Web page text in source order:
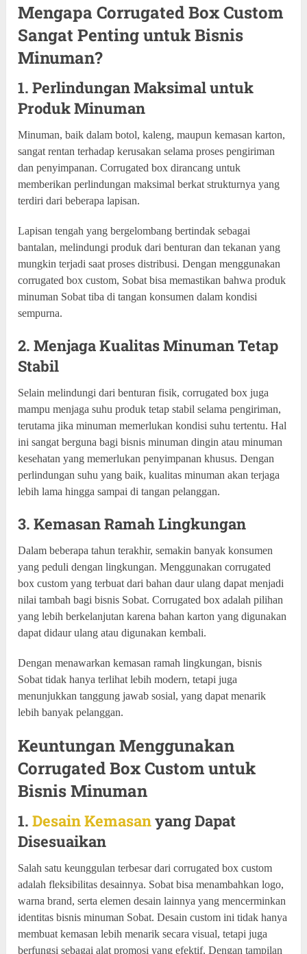
Mengapa Corrugated Box Custom
Sangat Penting untuk Bisnis
Minuman?
1. Perlindungan Maksimal untuk
Produk Minuman
Minuman, baik dalam botol, kaleng, maupun kemasan karton,
sangat rentan terhadap kerusakan selama proses pengiriman
dan penyimpanan. Corrugated box dirancang untuk
memberikan perlindungan maksimal berkat strukturnya yang
terdiri dari beberapa lapisan.
Lapisan tengah yang bergelombang bertindak sebagai
bantalan, melindungi produk dari benturan dan tekanan yang
mungkin terjadi saat proses distribusi. Dengan menggunakan
corrugated box custom, Sobat bisa memastikan bahwa produk
minuman Sobat tiba di tangan konsumen dalam kondisi
sempurna.
2. Menjaga Kualitas Minuman Tetap
Stabil
Selain melindungi dari benturan fisik, corrugated box juga
mampu menjaga suhu produk tetap stabil selama pengiriman,
terutama jika minuman memerlukan kondisi suhu tertentu. Hal
ini sangat berguna bagi bisnis minuman dingin atau minuman
kesehatan yang memerlukan penyimpanan khusus. Dengan
perlindungan suhu yang baik, kualitas minuman akan terjaga
lebih lama hingga sampai di tangan pelanggan.
3. Kemasan Ramah Lingkungan
Dalam beberapa tahun terakhir, semakin banyak konsumen
yang peduli dengan lingkungan. Menggunakan corrugated
box custom yang terbuat dari bahan daur ulang dapat menjadi
nilai tambah bagi bisnis Sobat. Corrugated box adalah pilihan
yang lebih berkelanjutan karena bahan karton yang digunakan
dapat didaur ulang atau digunakan kembali.
Dengan menawarkan kemasan ramah lingkungan, bisnis
Sobat tidak hanya terlihat lebih modern, tetapi juga
menunjukkan tanggung jawab sosial, yang dapat menarik
lebih banyak pelanggan.
Keuntungan Menggunakan
Corrugated Box Custom untuk
Bisnis Minuman
1.Desain Kemasanyang Dapat
Disesuaikan
Salah satu keunggulan terbesar dari corrugated box custom
adalah fleksibilitas desainnya. Sobat bisa menambahkan logo,
warna brand, serta elemen desain lainnya yang mencerminkan
identitas bisnis minuman Sobat. Desain custom ini tidak hanya
membuat kemasan lebih menarik secara visual, tetapi juga
berfungsi sebagai alat promosi yang efektif. Dengan tampilan